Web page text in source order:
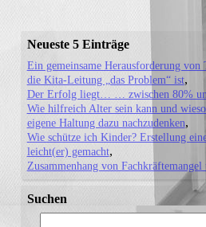
Neueste 5 Einträge
Ein gemeinsame Herausforderung von
die Kita-Leitung „das Problem“ ist
Der Erfolg liegt… … zwischen 80%
Wie hilfreich Alter sein kann und
eigene Haltung dazu nachzudenken
Wie schütze ich Kinder? Erstellung
leicht(er) gemacht
Zusammenhang von
Suchen